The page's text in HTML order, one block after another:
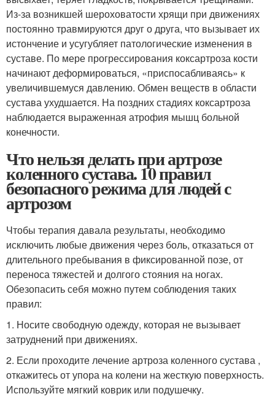
Из-за возникшей шероховатости хрящи при движениях
постоянно травмируются друг о друга, что вызывает их
истончение и усугубляет патологические изменения в
суставе. По мере прогрессирования коксартроза кости
начинают деформироваться, «приспосабливаясь» к
увеличившемуся давлению. Обмен веществ в области
сустава ухудшается. На поздних стадиях коксартроза
наблюдается выраженная атрофия мышц больной
конечности.
Что нельзя делать при артрозе
коленного сустава. 10 правил
безопасного режима для людей с
артрозом
Чтобы терапия давала результаты, необходимо
исключить любые движения через боль, отказаться от
длительного пребывания в фиксированной позе, от
переноса тяжестей и долгого стояния на ногах.
Обезопасить себя можно путем соблюдения таких
правил:
1. Носите свободную одежду, которая не вызывает
затруднений при движениях.
2. Если проходите лечение артроза коленного сустава ,
откажитесь от упора на колени на жесткую поверхность.
Используйте мягкий коврик или подушечку.